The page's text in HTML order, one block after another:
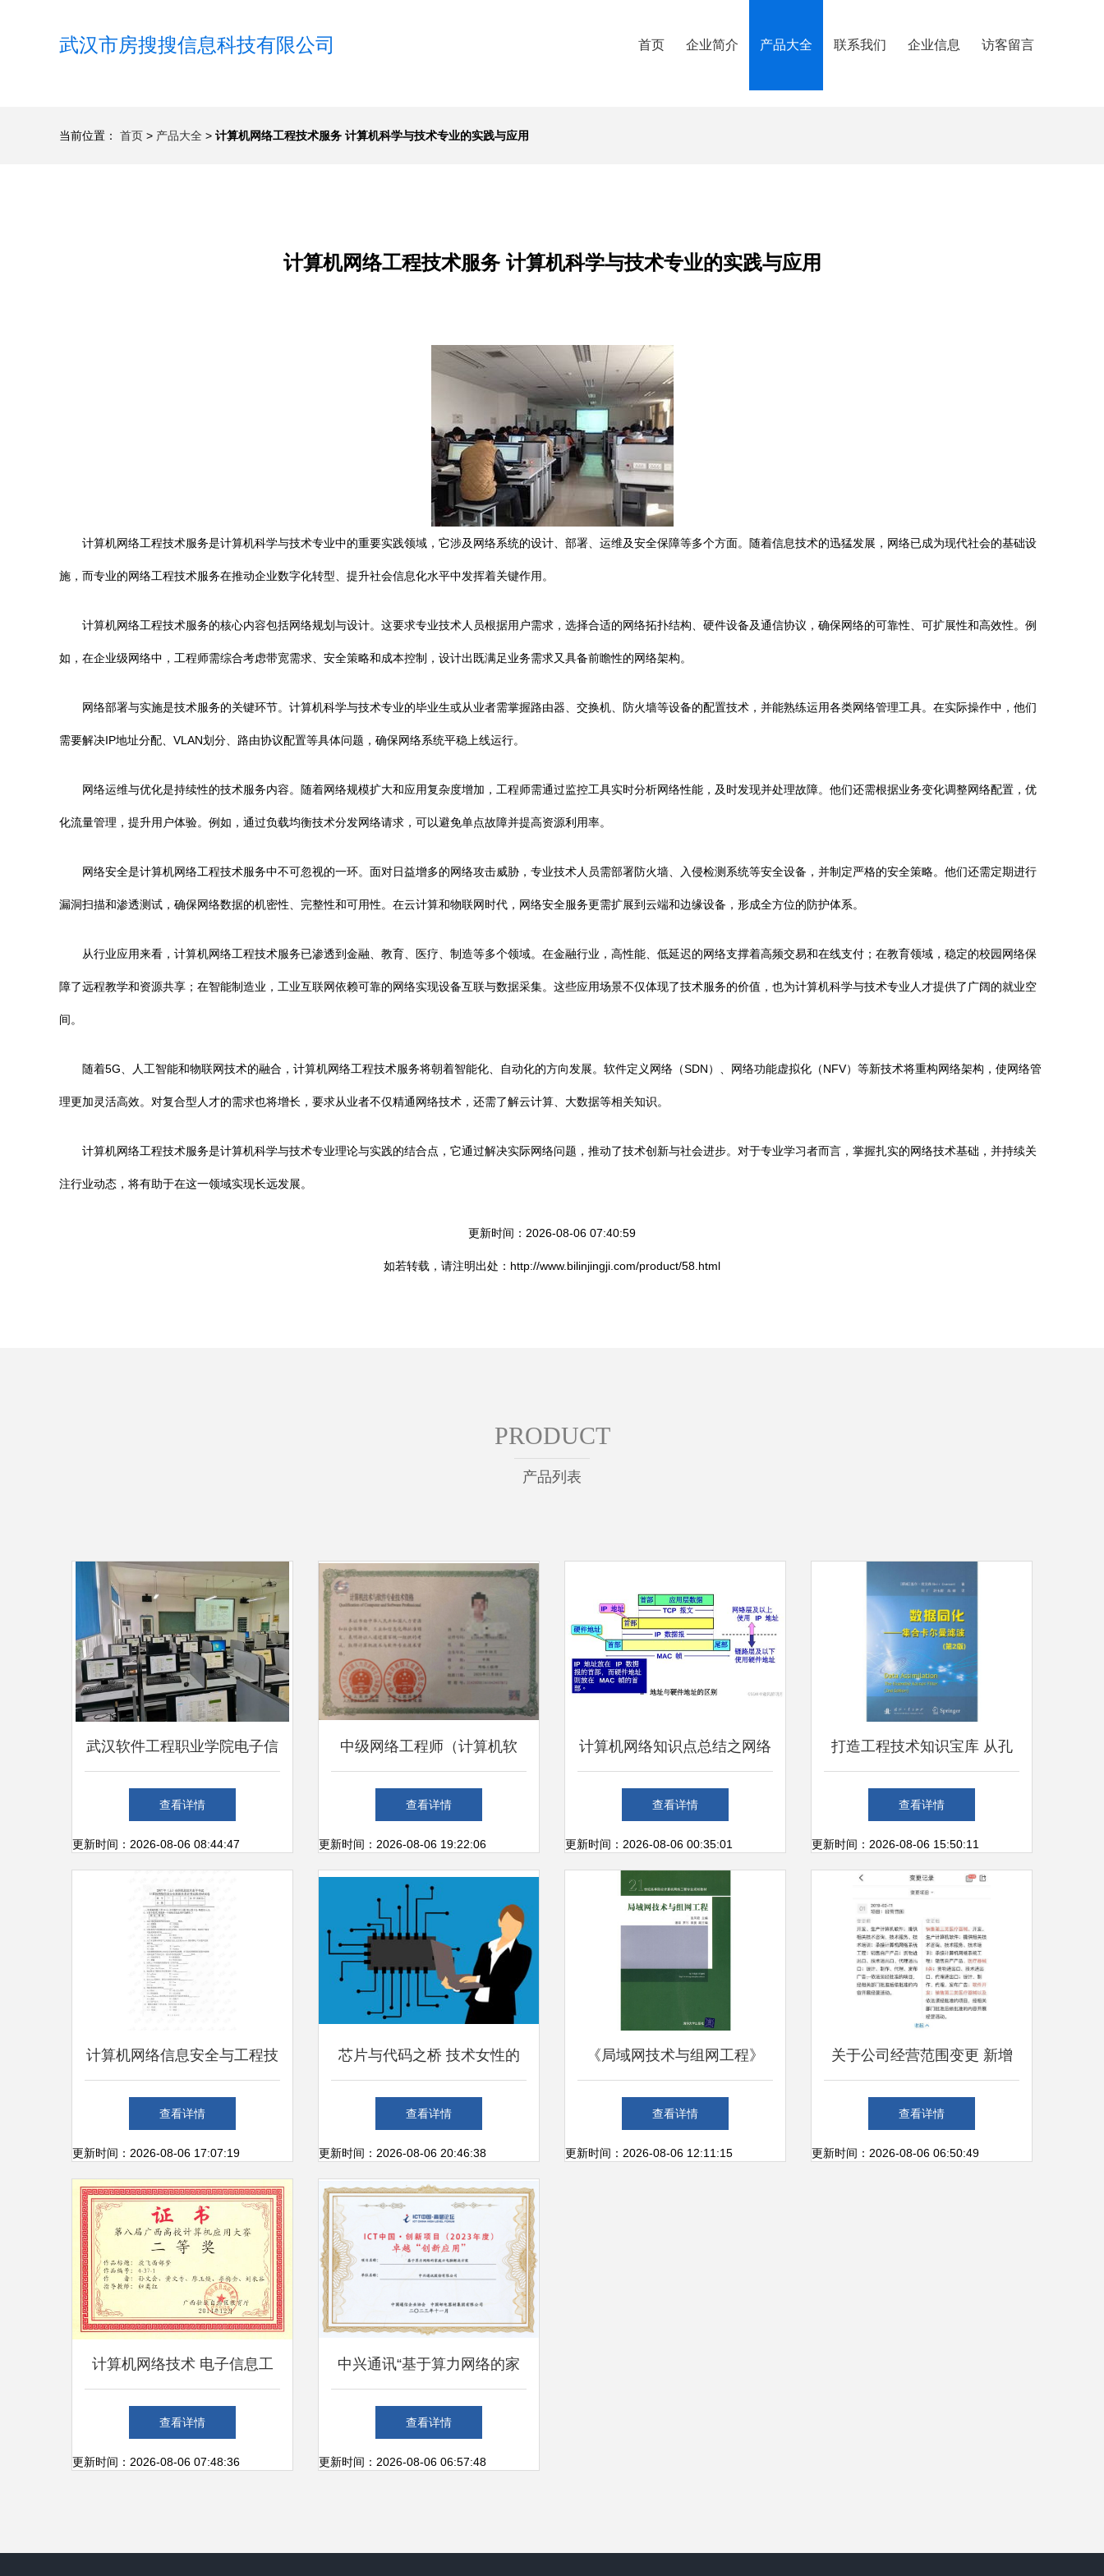
武汉市房搜搜信息科技有限公司 首页 企业简介 产品大全 联系我们 企业信息 访客留言
当前位置： 首页 > 产品大全 > 计算机网络工程技术服务 计算机科学与技术专业的实践与应用
计算机网络工程技术服务 计算机科学与技术专业的实践与应用
计算机网络工程技术服务是计算机科学与技术专业中的重要实践领域，它涉及网络系统的设计、部署、运维及安全保障等多个方面。随着信息技术的迅猛发展，网络已成为现代社会的基础设
施，而专业的网络工程技术服务在推动企业数字化转型、提升社会信息化水平中发挥着关键作用。
计算机网络工程技术服务的核心内容包括网络规划与设计。这要求专业技术人员根据用户需求，选择合适的网络拓扑结构、硬件设备及通信协议，确保网络的可靠性、可扩展性和高效性。例
如，在企业级网络中，工程师需综合考虑带宽需求、安全策略和成本控制，设计出既满足业务需求又具备前瞻性的网络架构。
网络部署与实施是技术服务的关键环节。计算机科学与技术专业的毕业生或从业者需掌握路由器、交换机、防火墙等设备的配置技术，并能熟练运用各类网络管理工具。在实际操作中，他们
需要解决IP地址分配、VLAN划分、路由协议配置等具体问题，确保网络系统平稳上线运行。
网络运维与优化是持续性的技术服务内容。随着网络规模扩大和应用复杂度增加，工程师需通过监控工具实时分析网络性能，及时发现并处理故障。他们还需根据业务变化调整网络配置，优
化流量管理，提升用户体验。例如，通过负载均衡技术分发网络请求，可以避免单点故障并提高资源利用率。
网络安全是计算机网络工程技术服务中不可忽视的一环。面对日益增多的网络攻击威胁，专业技术人员需部署防火墙、入侵检测系统等安全设备，并制定严格的安全策略。他们还需定期进行
漏洞扫描和渗透测试，确保网络数据的机密性、完整性和可用性。在云计算和物联网时代，网络安全服务更需扩展到云端和边缘设备，形成全方位的防护体系。
从行业应用来看，计算机网络工程技术服务已渗透到金融、教育、医疗、制造等多个领域。在金融行业，高性能、低延迟的网络支撑着高频交易和在线支付；在教育领域，稳定的校园网络保
障了远程教学和资源共享；在智能制造业，工业互联网依赖可靠的网络实现设备互联与数据采集。这些应用场景不仅体现了技术服务的价值，也为计算机科学与技术专业人才提供了广阔的就业空
间。
随着5G、人工智能和物联网技术的融合，计算机网络工程技术服务将朝着智能化、自动化的方向发展。软件定义网络（SDN）、网络功能虚拟化（NFV）等新技术将重构网络架构，使网络管
理更加灵活高效。对复合型人才的需求也将增长，要求从业者不仅精通网络技术，还需了解云计算、大数据等相关知识。
计算机网络工程技术服务是计算机科学与技术专业理论与实践的结合点，它通过解决实际网络问题，推动了技术创新与社会进步。对于专业学习者而言，掌握扎实的网络技术基础，并持续关
注行业动态，将有助于在这一领域实现长远发展。
更新时间：2026-08-06 07:40:59
如若转载，请注明出处：http://www.bilinjingji.com/product/58.html
PRODUCT
产品列表
武汉软件工程职业学院电子信
息工程技术专业 计算机网络
工程技术服务的前景与实践
查看详情
更新时间：2026-08-06 08:44:47
中级网络工程师（计算机软
考）报名启动 既是职称，更
是硬核技能
查看详情
更新时间：2026-08-06 19:22:06
计算机网络知识点总结之网络
层（一）
查看详情
更新时间：2026-08-06 00:35:01
打造工程技术知识宝库 从孔
夫子到计算机书城的探寻到服
务进化
查看详情
更新时间：2026-08-06 15:50:11
计算机网络信息安全与工程技
术服务证书的价值分析
查看详情
更新时间：2026-08-06 17:07:19
芯片与代码之桥 技术女性的
前沿足迹
查看详情
更新时间：2026-08-06 20:46:38
《局域网技术与组网工程》
21世纪计算机网络工程学习的
核心利器
查看详情
更新时间：2026-08-06 12:11:15
关于公司经营范围变更 新增
第三类医疗器械销售与计算机
网络工程技术服务的要点分析
查看详情
更新时间：2026-08-06 06:50:49
计算机网络技术 电子信息工
程院的核心支撑，引领技术整
合与服务开源之路
查看详情
更新时间：2026-08-06 07:48:36
中兴通讯“基于算力网络的家
庭云电脑解决方案”荣获ICT中
国(2023)卓越一等奖，引领家
查看详情
更新时间：2026-08-06 06:57:48